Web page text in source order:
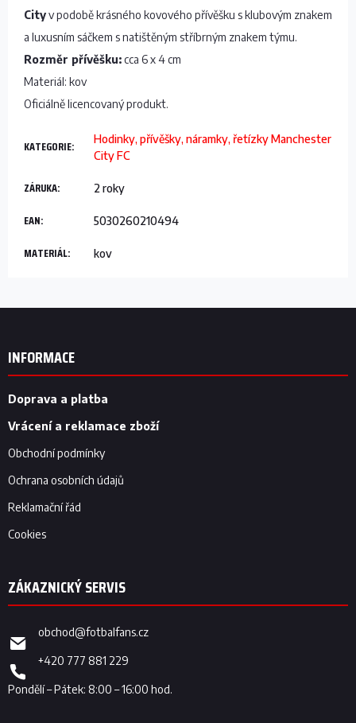
Cityv podobě krásného kovového přívěšku s klubovým znakem
a luxusním sáčkem s natištěným stříbrným znakem týmu.
Rozměr přívěšku:cca 6 x 4 cm
Materiál: kov
Oficiálně licencovaný produkt.
KATEGORIE:
Hodinky, přívěšky, náramky, řetízky Manchester
City FC
ZÁRUKA: 2 roky
EAN: 5030260210494
MATERIÁL: kov
Z
INFORMACE
Doprava a platba
Vrácení a reklamace zboží
Obchodní podmínky
Ochrana osobních údajů
Reklamační řád
Cookies
obchod@fotbalfans.cz
+420 777 881 229